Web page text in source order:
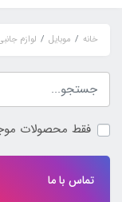
خانه موبایل لوازم
فقط محصولات
تماس با ما